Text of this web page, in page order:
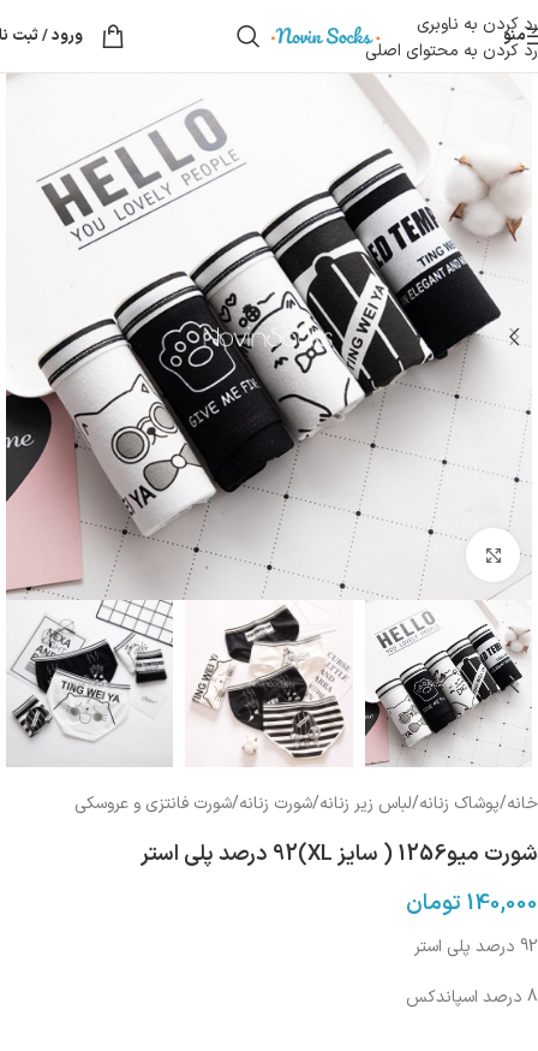
رد کردن به ناوبری
رد کردن به محتوای اصلی
منو ورود / ثبت
بزرگنمایی تصویر
خانه/پوشاک زنانه/لباس زیر زنانه/شورت زنانه/شورت فانتزی و عروسکی
شورت میو1256 ( سایز XL)92 درصد پلی استر
140,000 تومان
92 درصد پلی استر
8 درصد اسپاندکس